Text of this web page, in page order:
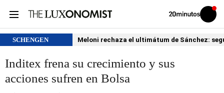
Volver
Iniciar
sesión
SCHENGEN Meloni rechaza el ultimátum de Sánchez:
Inditex frena su crecimiento y sus
acciones sufren en Bolsa